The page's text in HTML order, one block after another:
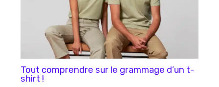
Tout comprendre sur le grammage d’un t-
shirt !